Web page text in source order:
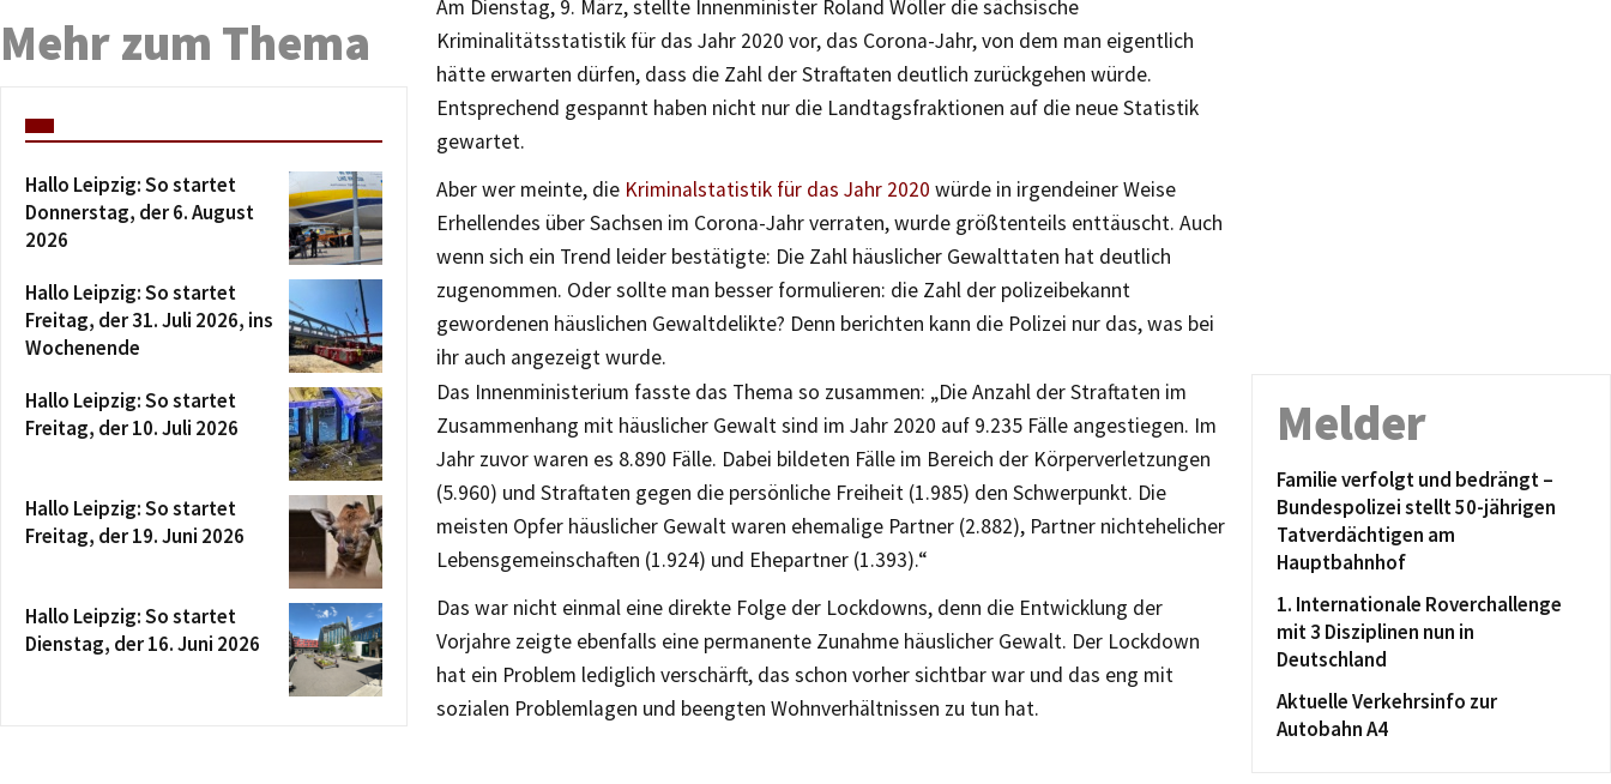
Am Dienstag, 9. März, stellte Innenminister Roland Wöller die sächsische
Kriminalitätsstatistik für das Jahr 2020 vor, das Corona-Jahr, von dem man eigentlich
hätte erwarten dürfen, dass die Zahl der Straftaten deutlich zurückgehen würde.
Entsprechend gespannt haben nicht nur die Landtagsfraktionen auf die neue Statistik
gewartet.
Aber wer meinte, die Kriminalstatistik für das Jahr 2020 würde in irgendeiner Weise
Erhellendes über Sachsen im Corona-Jahr verraten, wurde größtenteils enttäuscht. Auch
wenn sich ein Trend leider bestätigte: Die Zahl häuslicher Gewalttaten hat deutlich
zugenommen. Oder sollte man besser formulieren: die Zahl der polizeibekannt
gewordenen häuslichen Gewaltdelikte? Denn berichten kann die Polizei nur das, was bei
ihr auch angezeigt wurde.
Das Innenministerium fasste das Thema so zusammen: „Die Anzahl der Straftaten im
Zusammenhang mit häuslicher Gewalt sind im Jahr 2020 auf 9.235 Fälle angestiegen. Im
Jahr zuvor waren es 8.890 Fälle. Dabei bildeten Fälle im Bereich der Körperverletzungen
(5.960) und Straftaten gegen die persönliche Freiheit (1.985) den Schwerpunkt. Die
meisten Opfer häuslicher Gewalt waren ehemalige Partner (2.882), Partner nichtehelicher
Lebensgemeinschaften (1.924) und Ehepartner (1.393).“
Das war nicht einmal eine direkte Folge der Lockdowns, denn die Entwicklung der
Vorjahre zeigte ebenfalls eine permanente Zunahme häuslicher Gewalt. Der Lockdown
hat ein Problem lediglich verschärft, das schon vorher sichtbar war und das eng mit
sozialen Problemlagen und beengten Wohnverhältnissen zu tun hat.
Mehr zum Thema
Hallo Leipzig: So startet
Donnerstag, der 6. August
2026
Hallo Leipzig: So startet
Freitag, der 31. Juli 2026, ins
Wochenende
Hallo Leipzig: So startet
Freitag, der 10. Juli 2026
Hallo Leipzig: So startet
Freitag, der 19. Juni 2026
Hallo Leipzig: So startet
Dienstag, der 16. Juni 2026
Melder
Familie verfolgt und bedrängt –
Bundespolizei stellt 50-jährigen
Tatverdächtigen am
Hauptbahnhof
1. Internationale Roverchallenge
mit 3 Disziplinen nun in
Deutschland
Aktuelle Verkehrsinfo zur
Autobahn A4